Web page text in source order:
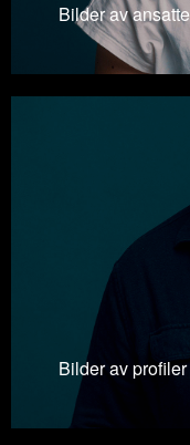
Bilder av ansatte
Bilder av profiler